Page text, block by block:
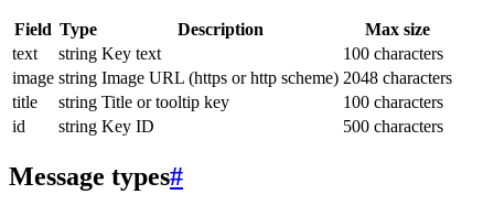
Field Type Description
Max size
text
string Key text
100 characters
image string Image URL (https or http scheme) 2048 characters
title
string Title or tooltip key
100 characters
id
string Key ID 500 characters
Message types#